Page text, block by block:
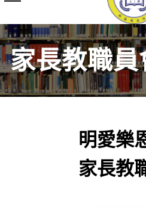
家長教職員
明愛樂
家長教